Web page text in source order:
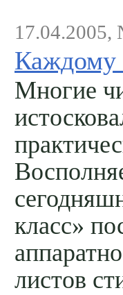
17.04.2005,
Каждому
Многие
класс»
листов